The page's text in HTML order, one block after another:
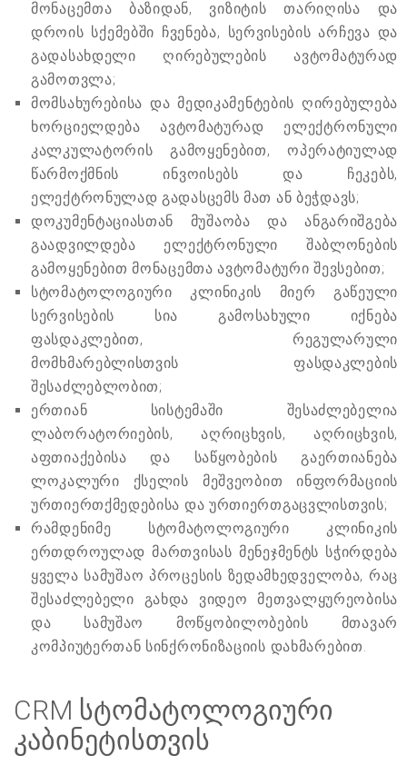
მონაცემთა ბაზიდან, ვიზიტის თარიღისა და
დროის სქემებში ჩვენება, სერვისების არჩევა და
გადასახდელი ღირებულების ავტომატურად
გამოთვლა;
მომსახურებისა და მედიკამენტების ღირებულება
ხორციელდება ავტომატურად ელექტრონული
კალკულატორის გამოყენებით, ოპერატიულად
წარმოქმნის ინვოისებს და ჩეკებს,
ელექტრონულად გადასცემს მათ ან ბეჭდავს;
დოკუმენტაციასთან მუშაობა და ანგარიშგება
გაადვილდება ელექტრონული შაბლონების
გამოყენებით მონაცემთა ავტომატური შევსებით;
სტომატოლოგიური კლინიკის მიერ გაწეული
სერვისების სია გამოსახული იქნება
ფასდაკლებით, რეგულარული
მომხმარებლისთვის ფასდაკლების
შესაძლებლობით;
ერთიან სისტემაში შესაძლებელია
ლაბორატორიების, აღრიცხვის, აღრიცხვის,
აფთიაქებისა და საწყობების გაერთიანება
ლოკალური ქსელის მეშვეობით ინფორმაციის
ურთიერთქმედებისა და ურთიერთგაცვლისთვის;
რამდენიმე სტომატოლოგიური კლინიკის
ერთდროულად მართვისას მენეჯმენტს სჭირდება
ყველა სამუშაო პროცესის ზედამხედველობა, რაც
შესაძლებელი გახდა ვიდეო მეთვალყურეობისა
და სამუშაო მოწყობილობების მთავარ
კომპიუტერთან სინქრონიზაციის დახმარებით.
CRM სტომატოლოგიური
კაბინეტისთვის